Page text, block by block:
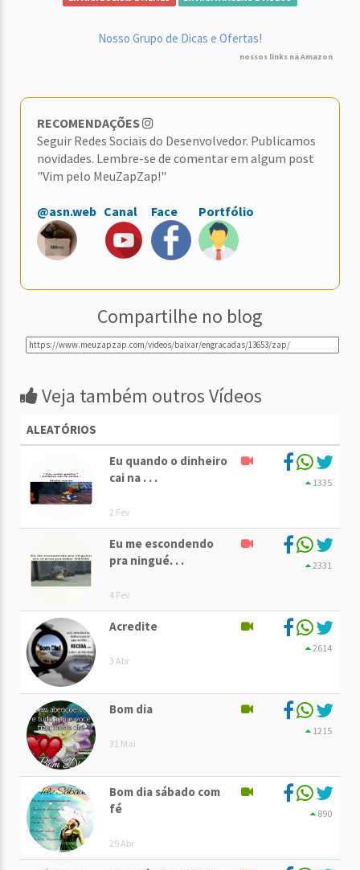
Nosso Grupo de Dicas e Ofertas!
nossos links na Amazon
RECOMENDAÇÕES
Seguir Redes Sociais do Desenvolvedor. Publicamos
novidades. Lembre-se de comentar em algum post
"Vim pelo MeuZapZap!"
@asn.web Canal Face Portfólio
Compartilhe no blog
Veja também outros Vídeos
ALEATÓRIOS
Eu quando o dinheiro
cai na . . .
2 Fev
1335
Eu me escondendo
pra ningué. . .
4 Fev
2331
Acredite
3 Abr
2614
Bom dia
31 Mai
1215
Bom dia sábado com
fé
29 Abr
890